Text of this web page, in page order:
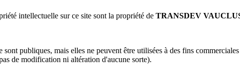
intellectuelle sur ce site sont la propriété de TRANSDEV
sont publiques, mais elles ne peuvent être utilisées à des fins
de modification ni altération d'aucune sorte).